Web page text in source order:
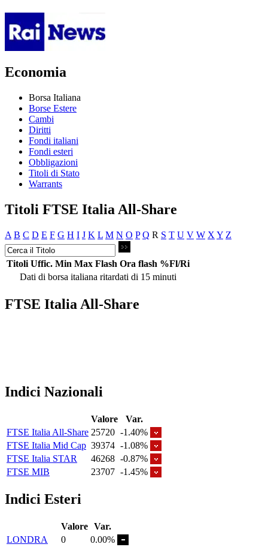
Economia
Borsa Italiana
Borse Estere
Cambi
Diritti
Fondi italiani
Fondi esteri
Obbligazioni
Titoli di Stato
Warrants
Titoli FTSE Italia All-Share
A B C D E F G H I J K L M N O P Q R S T U V W X Y Z
Titoli Uffic. Min Max Flash Ora flash %Fl/Ri
Dati di borsa italiana ritardati di 15 minuti
FTSE Italia All-Share
Indici Nazionali
Valore
Var.
FTSE Italia All-Share 25720 -1.40%
FTSE Italia Mid Cap 39374 -1.08%
FTSE Italia STAR
46268 -0.87%
FTSE MIB
23707 -1.45%
Indici Esteri
Valore Var.
LONDRA
0
0.00%